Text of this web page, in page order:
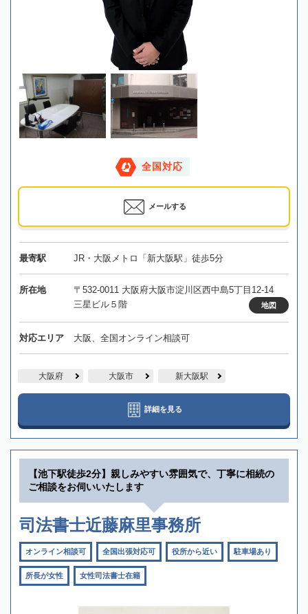
全国対応
メールする
最寄駅 JR・大阪メトロ「新大阪駅」徒歩5分
所在地
〒532-0011 大阪府大阪市淀川区西中島5丁目12-14
三星ビル５階
地図
対応エリア 大阪、全国オンライン相談可
大阪府 大阪市 新大阪駅
詳細を見る
【池下駅徒歩2分】親しみやすい雰囲気で、丁寧に相続の
ご相談をお伺いいたします
司法書士近藤麻里事務所
オンライン相談可 全国出張対応可 役所から近い 駐車場あり
所長が女性 女性司法書士在籍